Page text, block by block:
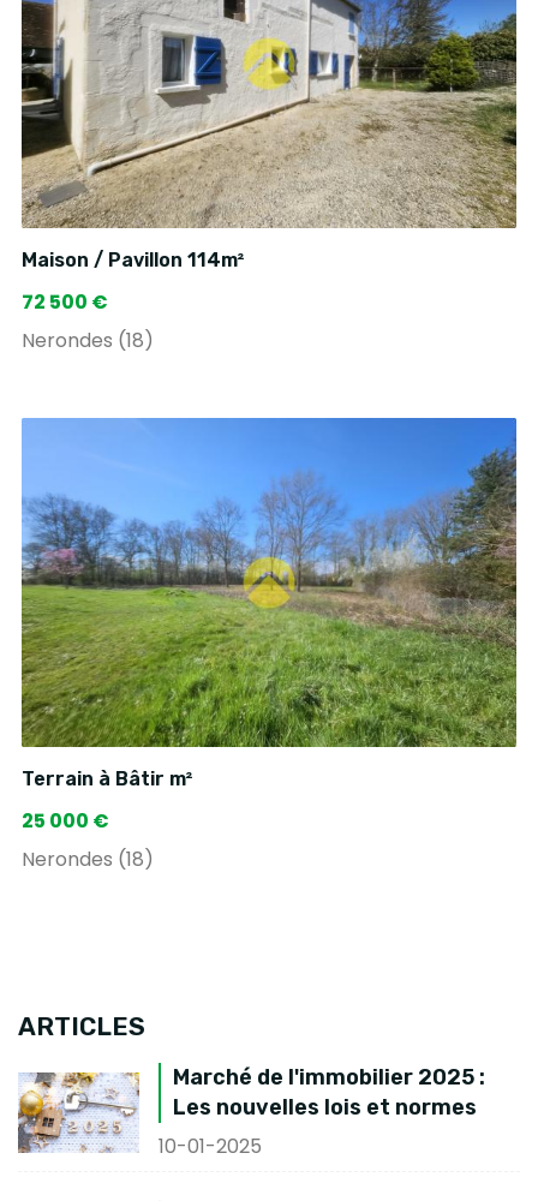
Maison / Pavillon 114m²
72 500 €
Nerondes (18)
Terrain à Bâtir m²
25 000 €
Nerondes (18)
ARTICLES
Marché de l'immobilier 2025 :
Les nouvelles lois et normes
10-01-2025